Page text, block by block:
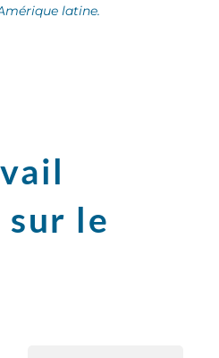
latine.
sur le